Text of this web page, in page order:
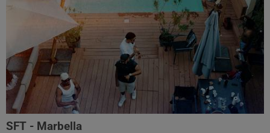
SFT - Marbella